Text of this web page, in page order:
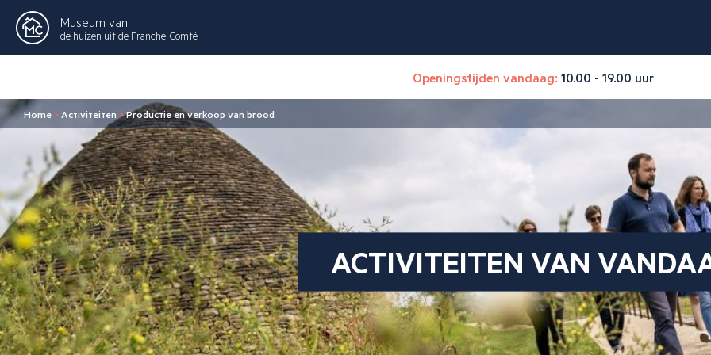
Museum van
de huizen uit de Franche-Comté
Openingstijden vandaag: 10.00 - 19.00 uur
Home > Activiteiten >Productie en verkoop van brood
ACTIVITEITEN VAN